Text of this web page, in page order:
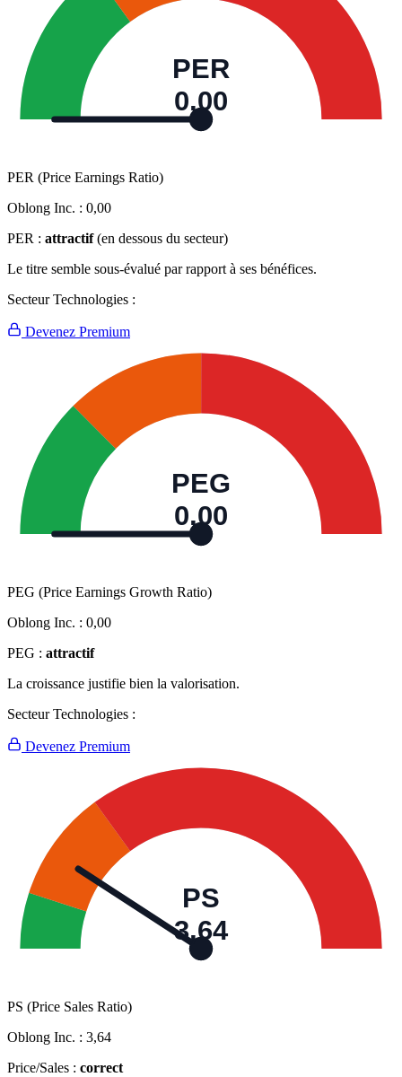
PER
0,00
PER (Price Earnings Ratio)
Oblong Inc. : 0,00
PER : attractif (en dessous du secteur)
Le titre semble sous-évalué par rapport à ses bénéfices.
Secteur Technologies :
Devenez Premium
PEG
0,00
PEG (Price Earnings Growth Ratio)
Oblong Inc. : 0,00
PEG : attractif
La croissance justifie bien la valorisation.
Secteur Technologies :
Devenez Premium
PS
3,64
PS (Price Sales Ratio)
Oblong Inc. : 3,64
Price/Sales : correct